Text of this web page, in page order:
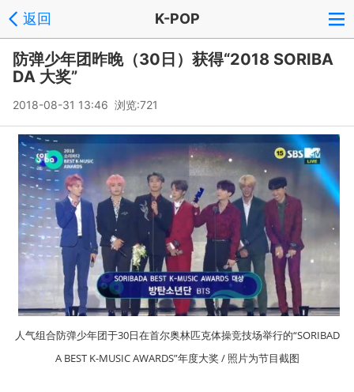
返回 K-POP
防弹少年团昨晚（30日）获得“2018 SORIBA
DA 大奖”
2018-08-31 13:46 浏览:721
人气组合防弹少年团于30日在首尔奥林匹克体操竞技场举行的“SORIBAD
A BEST K-MUSIC AWARDS”年度大奖 / 照片为节目截图